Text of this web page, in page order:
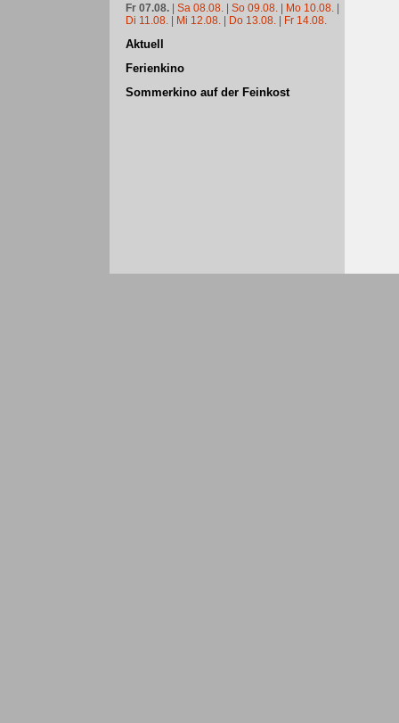
Fr 07.08. |Sa 08.08. |So 09.08. | Mo 10.08. |
Di 11.08. | Mi 12.08. | Do 13.08. | Fr 14.08.
Aktuell
Ferienkino
Sommerkino auf der Feinkost